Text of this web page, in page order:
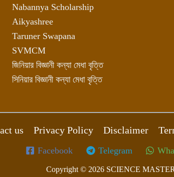
Nabannya Scholarship
Aikyashree
Taruner Swapana
SVMCM
জিনিয়ার বিজ্ঞানী কন্যা মেধা বৃত্তি
সিনিয়ার বিজ্ঞানী কন্যা মেধা বৃত্তি
us Privacy Policy Disclaimer
Facebook Telegram
Copyright © 2026 SCIENCE MASTER